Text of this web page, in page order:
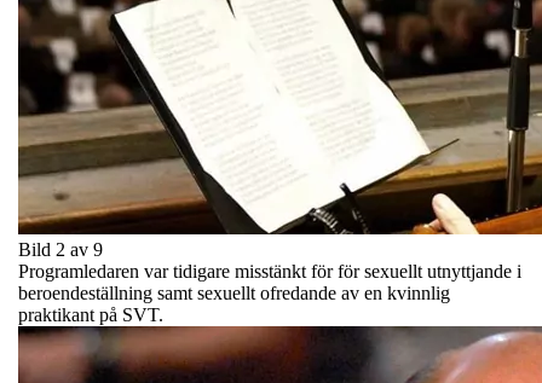
Bild 2 av 9
Programledaren var tidigare misstänkt för för sexuellt utnyttjande i
beroendeställning samt sexuellt ofredande av en kvinnlig
praktikant på SVT.